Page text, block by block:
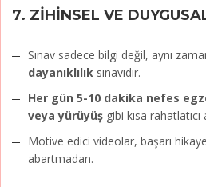
7. ZİHİNSEL VE
Sınav sadece bilgi değil, aynı
dayanıklılık sınavıdır.
Her gün 5-10 dakika nefes
veya yürüyüş gibi kısa
Motive edici videolar, başarı
abartmadan.